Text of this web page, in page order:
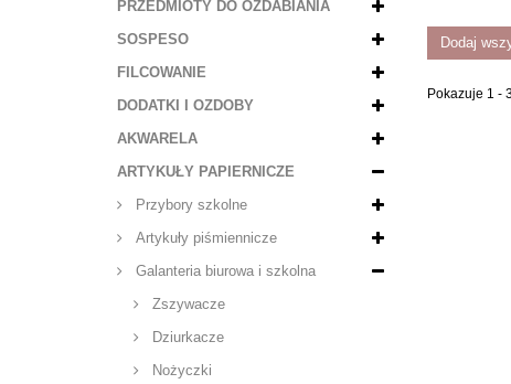
PRZEDMIOTY DO OZDABIANIA
SOSPESO
FILCOWANIE
DODATKI I OZDOBY
AKWARELA
ARTYKUŁY PAPIERNICZE
Przybory szkolne
Artykuły piśmiennicze
Galanteria biurowa i szkolna
Zszywacze
Dziurkacze
Nożyczki
Dodaj
Pokazuje 1 -